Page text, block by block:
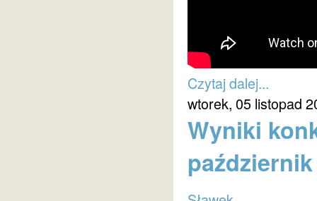
Czytaj dalej...
wtorek, 05 listopad
Wyniki